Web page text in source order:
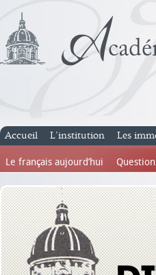
Accueil L’institution Les
Le français aujourd’hui